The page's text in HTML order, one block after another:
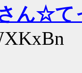
ん☆て